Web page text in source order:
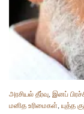
அரசியல் தீர்வு, இனப்
மனித உரிமைகள், யுத்த